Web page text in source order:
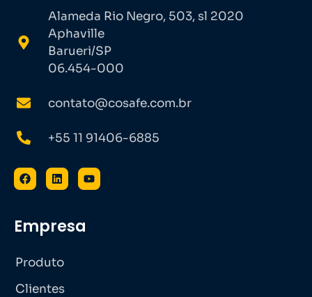
Alameda Rio Negro, 503, sl 2020
Aphaville
Barueri/SP
06.454-000
contato@cosafe.com.br
+55 11 91406-6885
Empresa
Produto
Clientes